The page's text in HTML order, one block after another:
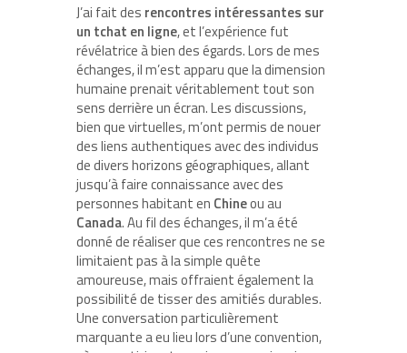
J’ai fait des rencontres intéressantes sur
un tchat en ligne, et l’expérience fut
révélatrice à bien des égards. Lors de mes
échanges, il m’est apparu que la dimension
humaine prenait véritablement tout son
sens derrière un écran. Les discussions,
bien que virtuelles, m’ont permis de nouer
des liens authentiques avec des individus
de divers horizons géographiques, allant
jusqu’à faire connaissance avec des
personnes habitant en Chineou au
Canada. Au fil des échanges, il m’a été
donné de réaliser que ces rencontres ne se
limitaient pas à la simple quête
amoureuse, mais offraient également la
possibilité de tisser des amitiés durables.
Une conversation particulièrement
marquante a eu lieu lors d’une convention,